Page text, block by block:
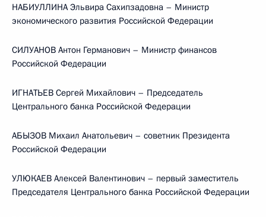
НАБИУЛЛИНА Эльвира Сахипзадовна – Министр
экономического развития Российской Федерации
СИЛУАНОВ Антон Германович – Министр финансов
Российской Федерации
ИГНАТЬЕВ Сергей Михайлович – Председатель
Центрального банка Российской Федерации
АБЫЗОВ Михаил Анатольевич – советник Президента
Российской Федерации
УЛЮКАЕВ Алексей Валентинович – первый заместитель
Председателя Центрального банка Российской Федерации